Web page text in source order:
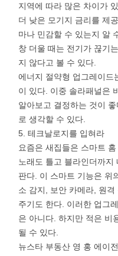
지역에 따라 많은 차이가
더 낮은 모기지 금리를 제
마나 민감할 수 있는지 알
창 더울 때는 전기가 끊기
지 않다고 볼 수 있다.
에너지 절약형 업그레이드
이 있다. 이중 솔라패널은
알아보고 결정하는 것이
로 생각할 수 있다.
테크날로지를 입혀라
요즘은 새집들은 스마트
노래도 틀고 블라인더까지
판다. 이 스마트 기능은 위
소 감지, 보안 카메라, 원
주기도 한다. 이러한 업그
은 아니다. 하지만 적은 비
될 수 있다.
뉴스타 부동산 영 홍 에이